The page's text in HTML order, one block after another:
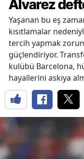
Alvarez
Yaşanan bu eş
kısıtlamalar
tercih yapmak
güçlendiriyor.
kulübü Barcelona,
hayallerini askıya